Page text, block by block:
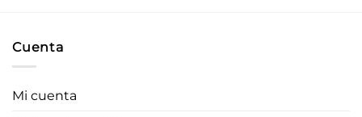
Cuenta
Mi cuenta